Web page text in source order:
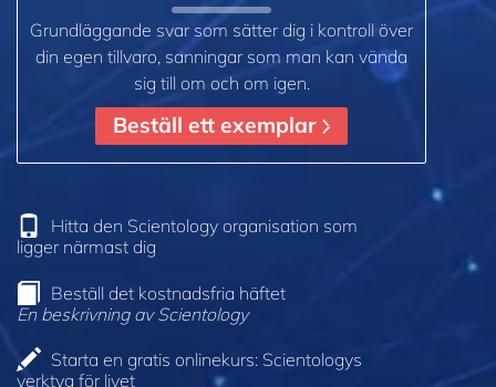
Grundläggande svar som sätter dig i kontroll över
din egen tillvaro, sanningar som man kan vända
sig till om och om igen.
Beställ ett exemplar
Hitta den Scientology organisation som
ligger närmast dig
Beställ det kostnadsfria häftet
En beskrivning av Scientology
Starta en gratis onlinekurs: Scientologys
verktyg för livet